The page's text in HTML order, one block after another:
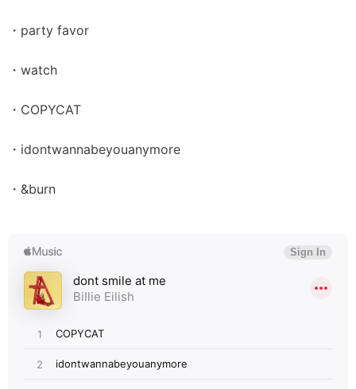
・party favor
・watch
・COPYCAT
・idontwannabeyouanymore
・&burn